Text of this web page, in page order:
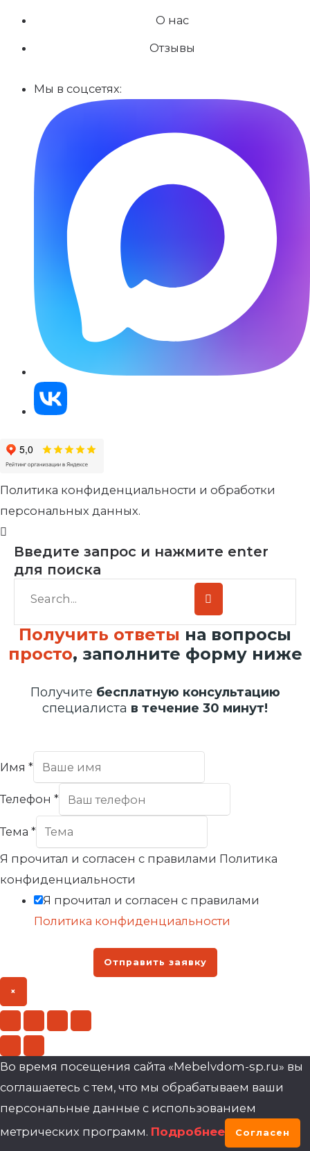
О нас
Отзывы
Мы в соцсетях:
Политика конфиденциальности и обработки
персональных данных.
Введите запрос и нажмите enter
для поиска
Получить ответы на вопросы
просто, заполните форму ниже
Получите бесплатную консультацию
специалиста в течение 30 минут!
Имя *
Телефон *
Тема *
Я прочитал и согласен с правилами Политика
конфиденциальности
Я прочитал и согласен с правилами
Политика конфиденциальности
Отправить заявку
×
Во время посещения сайта «Mebelvdom-sp.ru» вы
соглашаетесь с тем, что мы обрабатываем ваши
персональные данные с использованием
метрических программ. Подробнее Согласен